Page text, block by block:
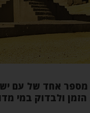
אחד של עם
ולבדוק במי